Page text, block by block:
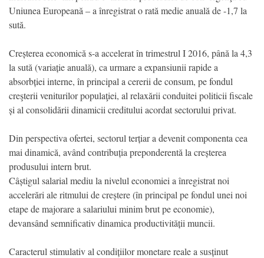
Uniunea Europeană – a înregistrat o rată medie anuală de -1,7 la
sută.
Creșterea economică s-a accelerat în trimestrul I 2016, până la 4,3
la sută (variație anuală), ca urmare a expansiunii rapide a
absorbției interne, în principal a cererii de consum, pe fondul
creşterii veniturilor populaţiei, al relaxării conduitei politicii fiscale
și al consolidării dinamicii creditului acordat sectorului privat.
Din perspectiva ofertei, sectorul terțiar a devenit componenta cea
mai dinamică, având contribuția preponderentă la creșterea
produsului intern brut.
Câștigul salarial mediu la nivelul economiei a înregistrat noi
accelerări ale ritmului de creștere (în principal pe fondul unei noi
etape de majorare a salariului minim brut pe economie),
devansând semnificativ dinamica productivității muncii.
Caracterul stimulativ al condițiilor monetare reale a susținut